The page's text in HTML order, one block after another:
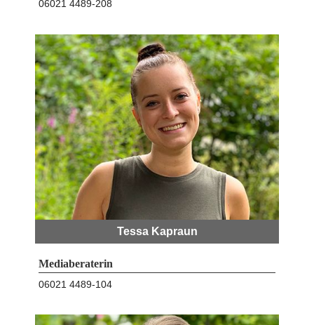
06021 4489-208
Tessa Kapraun
Mediaberaterin
06021 4489-104